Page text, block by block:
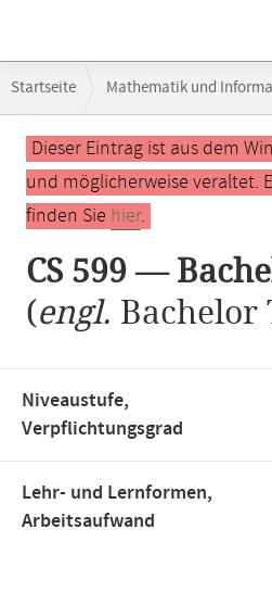
Navigation
Startseite Mathematik und
Hauptinhalt
Dieser Eintrag ist aus dem
und möglicherweise veraltet.
finden Sie hier.
CS 599 —
(engl. Bachelor
Niveaustufe,
Verpflichtungsgrad
Lehr- und Lernformen,
Arbeitsaufwand